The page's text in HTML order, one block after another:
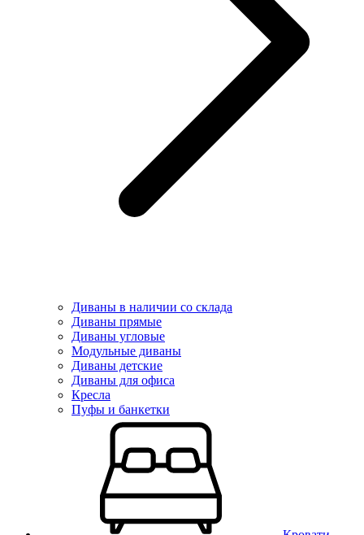
Диваны в наличии со склада
Диваны прямые
Диваны угловые
Модульные диваны
Диваны детские
Диваны для офиса
Кресла
Пуфы и банкетки